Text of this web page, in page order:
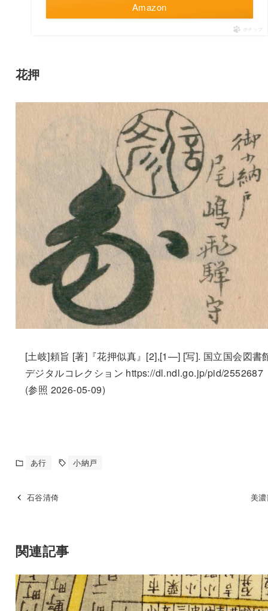
Amazon
ポチップ
花押
[土岐]頼旨 [著]『花押似真』[2],[1—] [写]. 国立国会図書
デジタルコレクション https://dl.ndl.go.jp/pid/2552687
(参照 2026-05-09)
あ行 小納戸
石谷清倚 美
関連記事